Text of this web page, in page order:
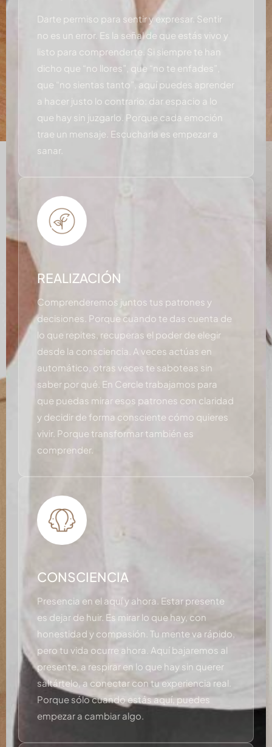
Darte permiso para sentir y expresar. Sentir
no es un error. Es la señal de que estás vivo y
listo para comprenderte. Si siempre te han
dicho que “no llores”, que “no te enfades”,
que “no sientas tanto”, aquí puedes aprender
a hacer justo lo contrario: dar espacio a lo
que hay sin juzgarlo. Porque cada emoción
trae un mensaje. Escucharla es empezar a
sanar.
REALIZACIÓN
Comprenderemos juntos tus patrones y
decisiones. Porque cuando te das cuenta de
lo que repites, recuperas el poder de elegir
desde la consciencia. A veces actúas en
automático, otras veces te saboteas sin
saber por qué. En Cercle trabajamos para
que puedas mirar esos patrones con claridad
y decidir de forma consciente cómo quieres
vivir. Porque transformar también es
comprender.
CONSCIENCIA
Presencia en el aquí y ahora. Estar presente
es dejar de huir. Es mirar lo que hay, con
honestidad y compasión. Tu mente va rápido,
pero tu vida ocurre ahora. Aquí bajaremos al
presente, a respirar en lo que hay sin querer
saltártelo, a conectar con tu experiencia real.
Porque sólo cuando estás aquí, puedes
empezar a cambiar algo.